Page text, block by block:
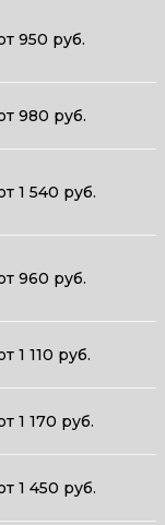
950 руб.
980 руб.
1 540 руб.
960 руб.
1 110 руб.
1 170 руб.
1 450 руб.